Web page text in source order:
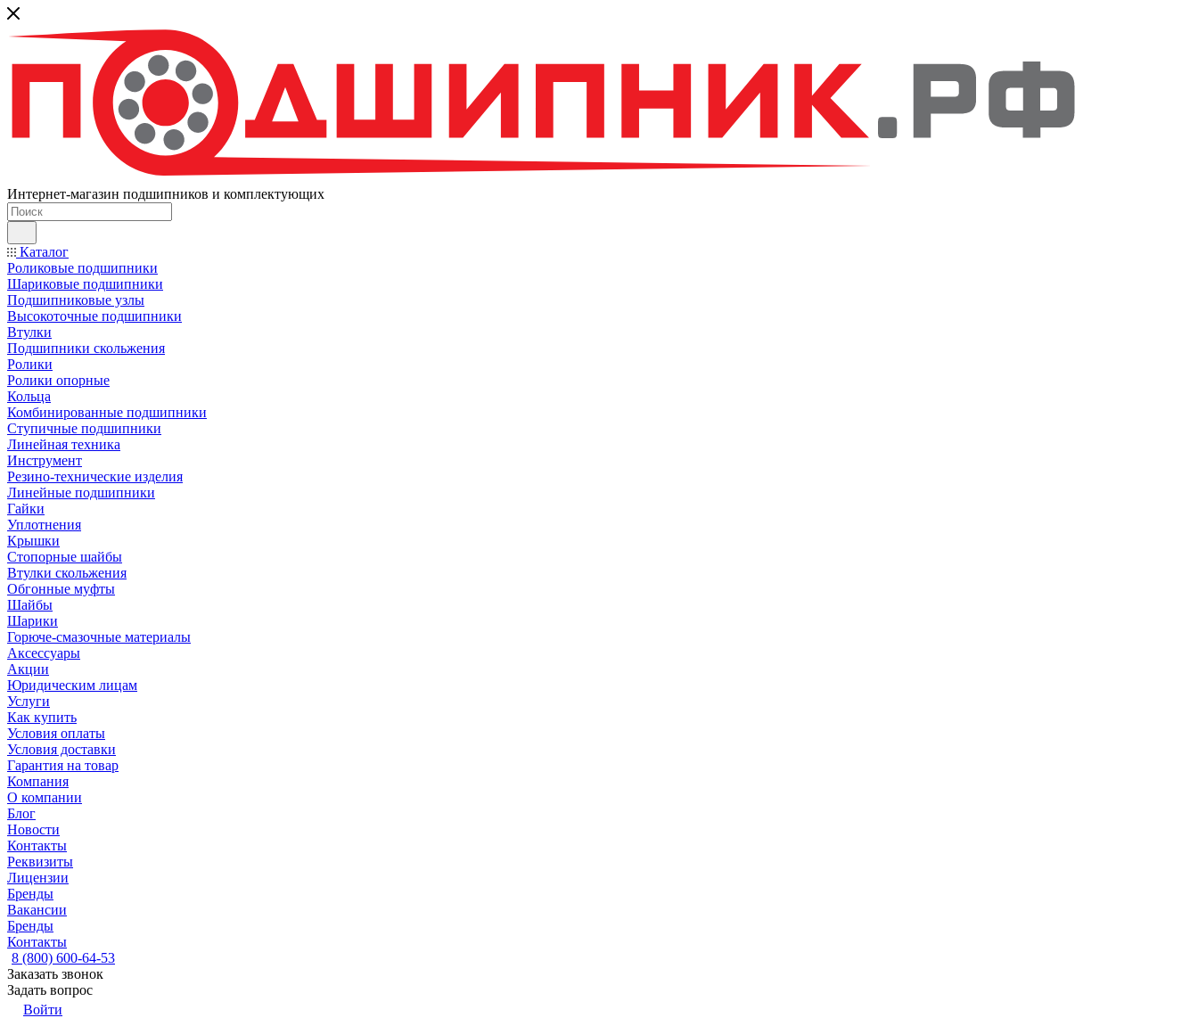
Интернет-магазин подшипников и комплектующих
Каталог
Роликовые подшипники
Шариковые подшипники
Подшипниковые узлы
Высокоточные подшипники
Втулки
Подшипники скольжения
Ролики
Ролики опорные
Кольца
Комбинированные подшипники
Ступичные подшипники
Линейная техника
Инструмент
Резино-технические изделия
Линейные подшипники
Гайки
Уплотнения
Крышки
Стопорные шайбы
Втулки скольжения
Обгонные муфты
Шайбы
Шарики
Горюче-смазочные материалы
Аксессуары
Акции
Юридическим лицам
Услуги
Как купить
Условия оплаты
Условия доставки
Гарантия на товар
Компания
О компании
Блог
Новости
Контакты
Реквизиты
Лицензии
Бренды
Вакансии
Бренды
Контакты
8 (800) 600-64-53
Заказать звонок
Задать вопрос
Войти